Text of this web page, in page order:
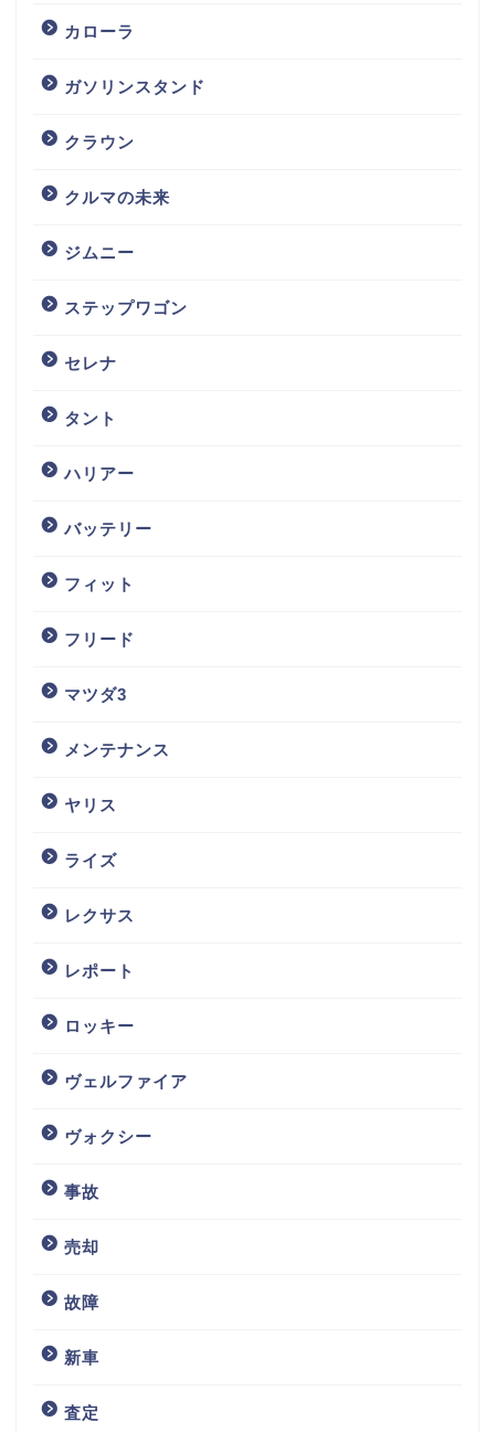
カローラ
ガソリンスタンド
クラウン
クルマの未来
ジムニー
ステップワゴン
セレナ
タント
ハリアー
バッテリー
フィット
フリード
マツダ3
メンテナンス
ヤリス
ライズ
レクサス
レポート
ロッキー
ヴェルファイア
ヴォクシー
事故
売却
故障
新車
査定